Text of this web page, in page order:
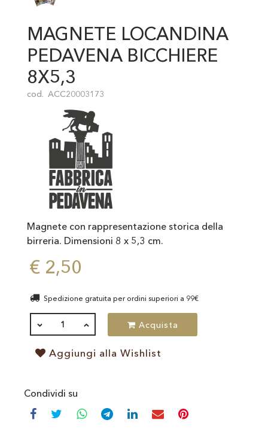
MAGNETE LOCANDINA
PEDAVENA BICCHIERE
8X5,3
cod. ACC20003173
Magnete con rappresentazione storica della
birreria. Dimensioni 8 x 5,3 cm.
€ 2,50
Spedizione gratuita per ordini superiori a 99€
QUANTITÀ Acquista
Aggiungi alla Wishlist
Condividi su